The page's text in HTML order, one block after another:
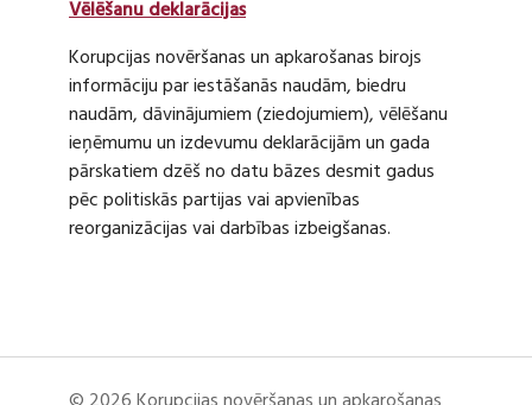
Vēlēšanu deklarācijas
Korupcijas novēršanas un apkarošanas birojs
informāciju par iestāšanās naudām, biedru
naudām, dāvinājumiem (ziedojumiem), vēlēšanu
ieņēmumu un izdevumu deklarācijām un gada
pārskatiem dzēš no datu bāzes desmit gadus
pēc politiskās partijas vai apvienības
reorganizācijas vai darbības izbeigšanas.